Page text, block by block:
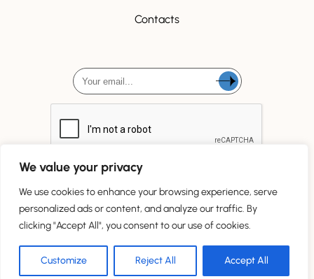
We value your privacy
We use cookies to enhance your browsing experience, serve
personalized ads or content, and analyze our traffic. By
clicking "Accept All", you consent to our use of cookies.
Customize Reject All Accept All
Contacts
Tous droits réservés